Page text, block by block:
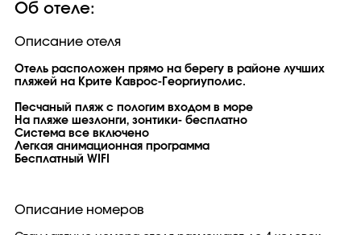
Об отеле:
Описание отеля
Отель расположен прямо на берегу в районе лучших
пляжей на Крите Каврос-Георгиуполис.
Песчаный пляж с пологим входом в море
На пляже шезлонги, зонтики- бесплатно
Система все включено
Легкая анимационная программа
Бесплатный WIFI
Описание номеров